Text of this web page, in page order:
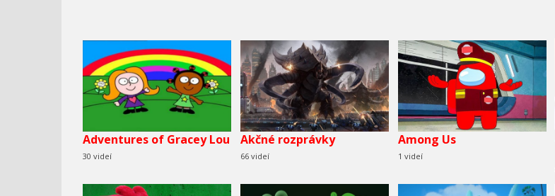
Adventures of Gracey Lou
30 videí
Akčné rozprávky
66 videí
Among Us
1 videí